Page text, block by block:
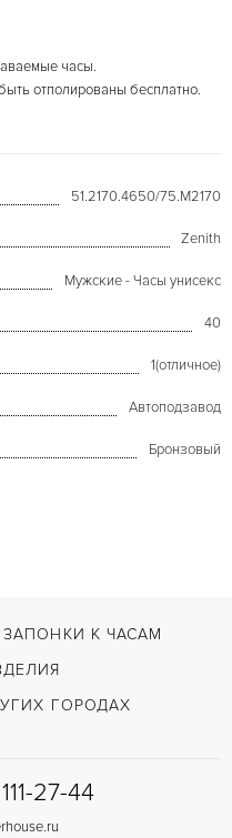
часы.
отполированы бесплатно.
51.2170.4650/75.M2170
Zenith
Мужские - Часы унисекс
40
1(отличное)
Автоподзавод
Бронзовый
С документами, С футляром
ЗАПОНКИ К ЧАСАМ
ГОРОДАХ
27-44